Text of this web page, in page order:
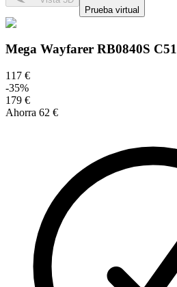
Prueba virtual
Mega Wayfarer RB0840S C51
117 €
-35%
179 €
Ahorra 62 €